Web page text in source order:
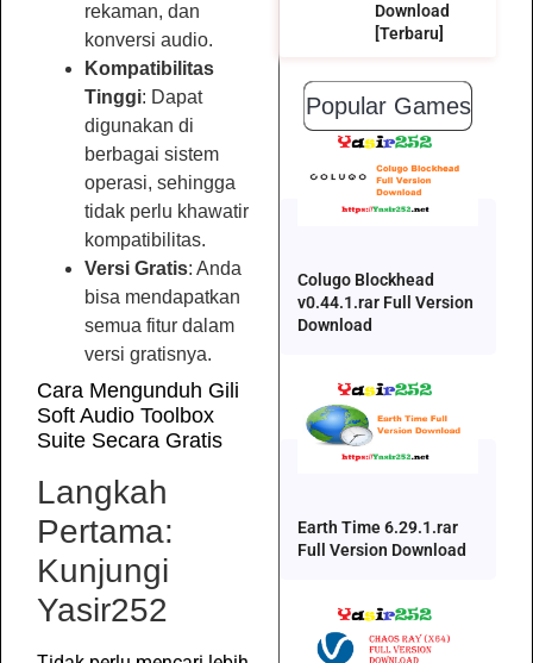
rekaman, dan
konversi audio.
Kompatibilitas
Tinggi: Dapat
digunakan di
berbagai sistem
operasi, sehingga
tidak perlu khawatir
kompatibilitas.
Versi Gratis: Anda
bisa mendapatkan
semua fitur dalam
versi gratisnya.
Cara Mengunduh Gili
Soft Audio Toolbox
Suite Secara Gratis
Langkah
Pertama:
Kunjungi
Yasir252
Download
[Terbaru]
Popular Games
Colugo Blockhead
v0.44.1.rar Full Version
Download
Earth Time 6.29.1.rar
Full Version Download